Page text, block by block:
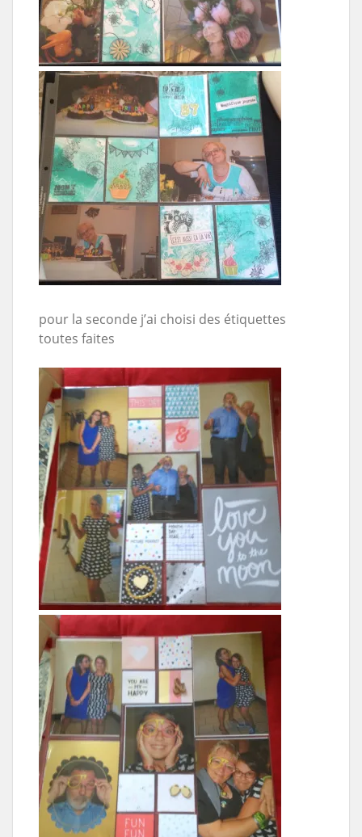
pour la seconde j’ai choisi des étiquettes
toutes faites